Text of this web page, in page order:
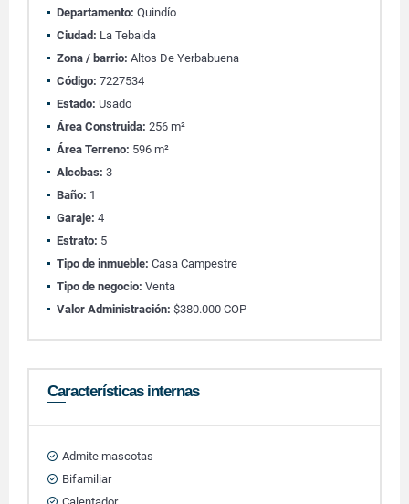
Departamento: Quindío
Ciudad: La Tebaida
Zona / barrio: Altos De Yerbabuena
Código: 7227534
Estado: Usado
Área Construida: 256 m²
Área Terreno: 596 m²
Alcobas: 3
Baño: 1
Garaje: 4
Estrato: 5
Tipo de inmueble: Casa Campestre
Tipo de negocio: Venta
Valor Administración: $380.000 COP
Características internas
Admite mascotas
Bifamiliar